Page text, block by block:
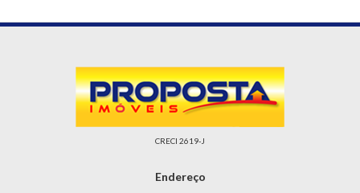
CRECI 2619-J
Endereço